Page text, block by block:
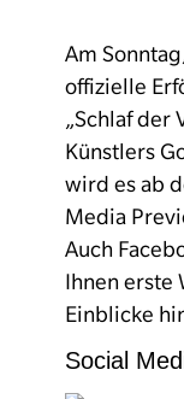
Am
offizielle
„Schlaf der
Künstlers
wird es ab
Media
Auch
Ihnen erste
Einblicke
Social